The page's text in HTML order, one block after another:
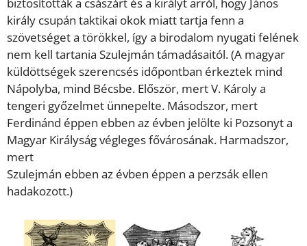
biztosították a császárt és a királyt arról, hogy János
király csupán taktikai okok miatt tartja fenn a
szövetséget a törökkel, így a birodalom nyugati felének
nem kell tartania Szulejmán támadásaitól. (A magyar
küldöttségek szerencsés időpontban érkeztek mind
Nápolyba, mind Bécsbe. Először, mert V. Károly a
tengeri győzelmet ünnepelte. Másodszor, mert
Ferdinánd éppen ebben az évben jelölte ki Pozsonyt a
Magyar Királyság végleges fővárosának. Harmadszor,
mert
Szulejmán ebben az évben éppen a perzsák ellen
hadakozott.)